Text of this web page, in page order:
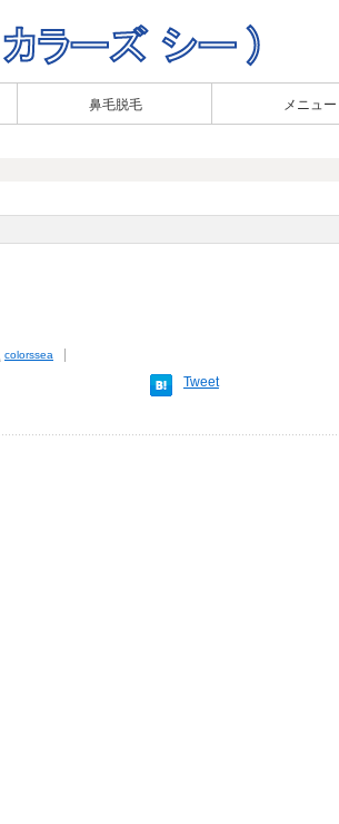
鼻毛脱毛 メニュー
colorssea
Tweet